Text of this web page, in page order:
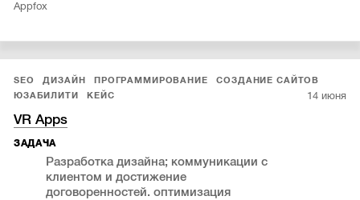
Appfox
SEO ДИЗАЙН ПРОГРАММИРОВАНИЕ
СОЗДАНИЕ САЙТОВ
ЮЗАБИЛИТИ
КЕЙС 14 июня
VR Apps
ЗАДАЧА
Разработка дизайна; коммуникации с
клиентом и достижение
договоренностей. оптимизация